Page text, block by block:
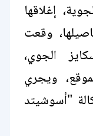
إغلاقها
وقعت
الجوي،
ويجري
"أسوشيتد